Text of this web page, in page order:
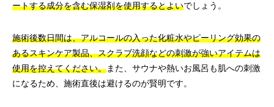
ートする成分を含む保湿剤を使用するとよいでしょう。
施術後数日間は、アルコールの入った化粧水やピーリング効果の
あるスキンケア製品、スクラブ洗顔などの刺激が強いアイテムは
使用を控えてください。また、サウナや熱いお風呂も肌への刺激
になるため、施術直後は避けるのが賢明です。